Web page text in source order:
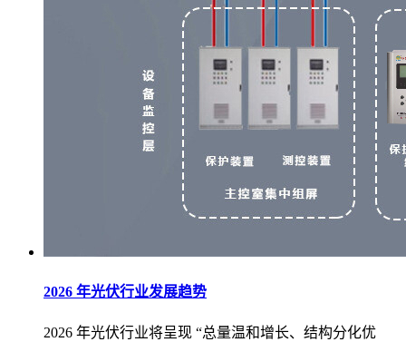
2026 年光伏行业发展趋势
2026 年光伏行业将呈现 “总量温和增长、结构分化优